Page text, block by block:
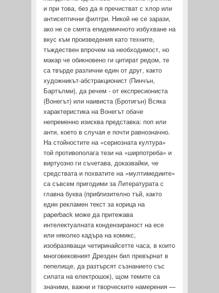
и при това, без да я пречистват с хлор или
антисептични филтри. Никой не се зарази,
ако не се смята епидемичното избухване на
вкус към произведения като тех­ните,
тъждествен впрочем на необходимост, но
макар че обик­новено ги цитират редом, те
са твърде различни един от друг, както
художникът-абстракционист (Пинчън,
Бартълми), да ре­чем - от експресиониста
(Вонегът) или наивиста (Бротигън) Всяка
характеристика на Вонегът обаче
непременно изисква представка: поп или
анти, което в случая е почти равнозначно.
На стойностите на «сериозната култура»
той противополага тези на «ширпотреба» и
виртуозно ги съчетава, доказвайки, че
средствата и похватите на «мултимедиите»
са съвсем пригодими за Литературата с
главна буква (приблизително тъй, както
един рекламен текст за корица на
paperback може да притежава
интелектуалната кондензираност на есе
или няколко кадъра на комикс,
изобразяващи четиринайсетте часа, в които
многовековният Дрезден бил превърнат в
пепелище, да раз­търсят съзнанието със
силата на електрошок), щом темите са
значими, важни и творческите намерения —